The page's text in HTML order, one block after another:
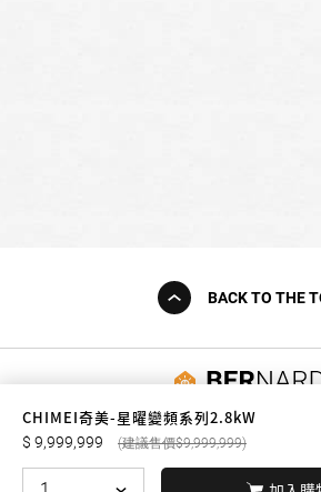
CHIMEI奇美-星曜變頻系列2.8kW
9,999,999 9,999,999
BACK TO THE
友誠購物
© BERNARD 2021